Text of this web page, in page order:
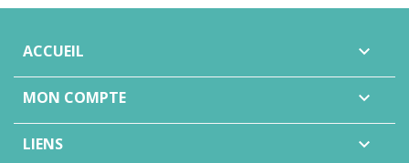
ACCUEIL 
MON COMPTE 
LIENS 